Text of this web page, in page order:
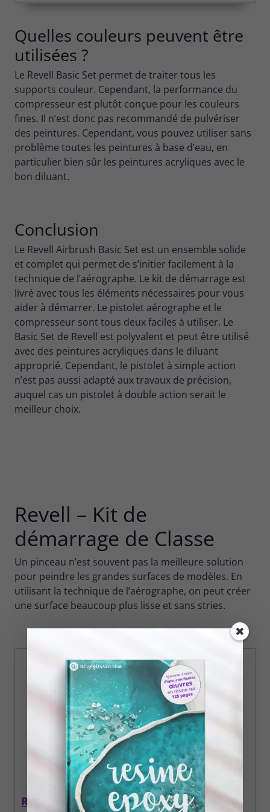
Quelles couleurs peuvent être
utilisées ?
Le Revell Basic Set permet de traiter tous les
supports couleur. Cependant, la performance du
compresseur est plutôt conçue pour les couleurs
fines. Il n’est donc pas recommandé de pulvériser
des peintures. Cependant, vous pouvez utiliser sans
problème toutes les peintures à base d’eau, en
particulier bien sûr les peintures acryliques avec le
bon diluant.
Conclusion
Le Revell Airbrush Basic Set est un ensemble solide
et complet qui permet de s’initier facilement à la
technique de l’aérographe. Le kit de démarrage est
livré avec tous les éléments nécessaires pour vous
aider à démarrer. Le pistolet aérographe et le
compresseur sont tous deux faciles à utiliser. Le
Basic Set de Revell est polyvalent et peut être utilisé
avec des peintures acryliques dans le diluant
approprié. Cependant, le pistolet à simple action
n’est pas aussi adapté aux travaux de précision,
auquel cas un pistolet à double action serait le
meilleur choix.
Revell – Kit de
démarrage de Classe
Un pinceau n’est souvent pas la meilleure solution
pour peindre les grandes surfaces de modèles. En
utilisant la technique de l’aérographe, on peut créer
une surface beaucoup plus lisse et sans stries.
Revell – Kit de démarrage de Classe